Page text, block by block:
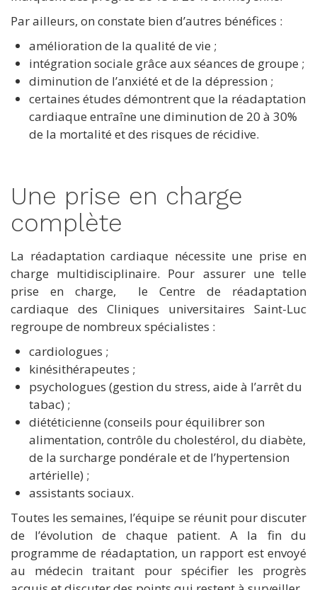
Par ailleurs, on constate bien d’autres bénéfices :
amélioration de la qualité de vie ;
intégration sociale grâce aux séances de groupe ;
diminution de l’anxiété et de la dépression ;
certaines études démontrent que la réadaptation
cardiaque entraîne une diminution de 20 à 30%
de la mortalité et des risques de récidive.
Une prise en charge
complète
La réadaptation cardiaque nécessite une prise en
charge multidisciplinaire. Pour assurer une telle
prise en charge, le Centre de réadaptation
cardiaque des Cliniques universitaires Saint-Luc
regroupe de nombreux spécialistes :
cardiologues ;
kinésithérapeutes ;
psychologues (gestion du stress, aide à l’arrêt du
tabac) ;
diététicienne (conseils pour équilibrer son
alimentation, contrôle du cholestérol, du diabète,
de la surcharge pondérale et de l’hypertension
artérielle) ;
assistants sociaux.
Toutes les semaines, l’équipe se réunit pour discuter
de l’évolution de chaque patient. A la fin du
programme de réadaptation, un rapport est envoyé
au médecin traitant pour spécifier les progrès